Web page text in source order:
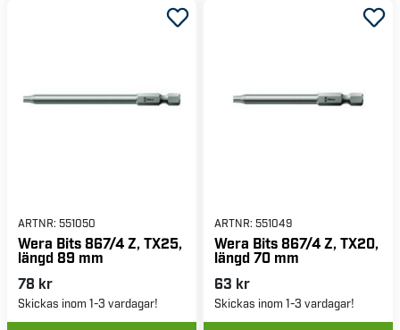
ARTNR: 551050
Wera Bits 867/4 Z, TX25,
längd 89 mm
78 kr
Skickas inom 1-3 vardagar!
ARTNR: 551049
Wera Bits 867/4 Z, TX20,
längd 70 mm
63 kr
Skickas inom 1-3 vardagar!